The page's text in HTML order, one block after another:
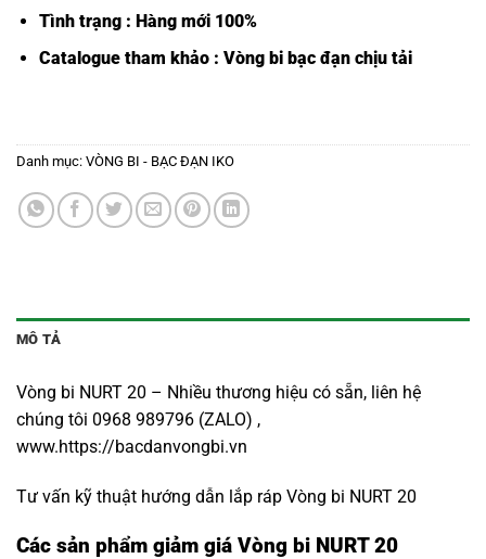
Tình trạng : Hàng mới 100%
Catalogue tham khảo : Vòng bi bạc đạn chịu tải
Danh mục: VÒNG BI - BẠC ĐẠN IKO
MÔ TẢ
Vòng bi NURT 20 – Nhiều thương hiệu có sẵn, liên hệ
chúng tôi 0968 989796 (ZALO) ,
www.https://bacdanvongbi.vn
Tư vấn kỹ thuật hướng dẫn lắp ráp Vòng bi NURT 20
Các sản phẩm giảm giá Vòng bi NURT 20